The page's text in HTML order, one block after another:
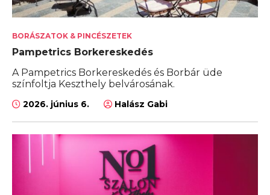
BORÁSZATOK & PINCÉSZETEK
Pampetrics Borkereskedés
A Pampetrics Borkereskedés és Borbár üde
színfoltja Keszthely belvárosának.
2026. június 6. Halász Gabi